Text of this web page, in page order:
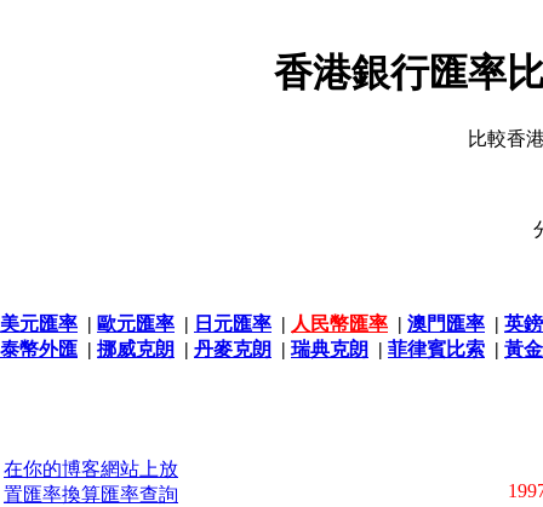
香港銀行匯率
比較香
美元匯率 | 歐元匯率 | 日元匯率 | 人民幣匯率 | 澳門匯率 | 英
泰幣外匯 | 挪威克朗 | 丹麥克朗 | 瑞典克朗 | 菲律賓比索 | 黃
在你的博客網站上放
置匯率換算匯率查詢